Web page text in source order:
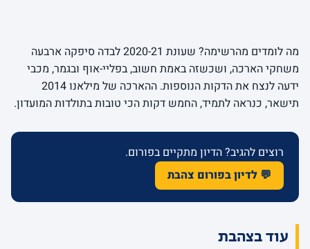
מה לומדים מהרשימה? שעונת 2020-21 לבדה סיפקה ארבעה
משחקי הארכה, ושכשזה באמת חשוב, בפליי-אוף ובגמר, מכבי
ידעה לנצח את הדקות הנוספות. ההארכה של מילאנו 2014
תישאר, כנראה לתמיד, החמש דקות הכי טובות בתולדות המועדון.
רוצים להגיב? הדיון מתקיים בפורום.
💬 לדיון בפורום צהבת
עוד בצהבת